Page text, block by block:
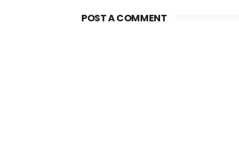
POST A COMMENT